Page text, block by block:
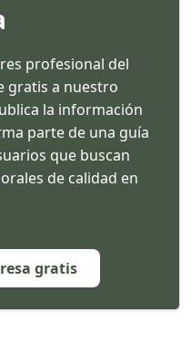
profesional del
gratis a nuestro
la información
parte de una guía
que buscan
de calidad en
gratis